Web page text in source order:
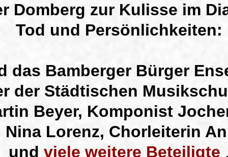
Domberg zur Kulisse im
Tod und Persönlichkeiten:
das Bamberger Bürger
der Städtischen
Beyer, Komponist
Lorenz, Chorleiterin
und viele weitere Beteiligte